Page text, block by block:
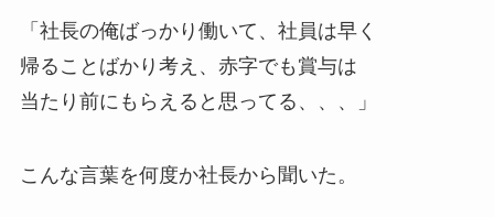
「社長の俺ばっかり働いて、社員は早く
帰ることばかり考え、赤字でも賞与は
当たり前にもらえると思ってる、、、」
こんな言葉を何度か社長から聞いた。